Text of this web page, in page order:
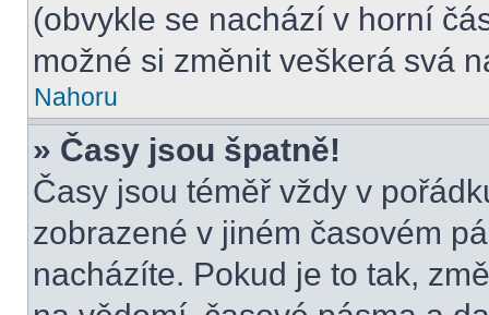
(obvykle se nachází v horní
možné si změnit veškerá svá
Nahoru
» Časy jsou špatně!
Časy jsou téměř vždy v
zobrazené v jiném časovém
nacházíte. Pokud je to tak,